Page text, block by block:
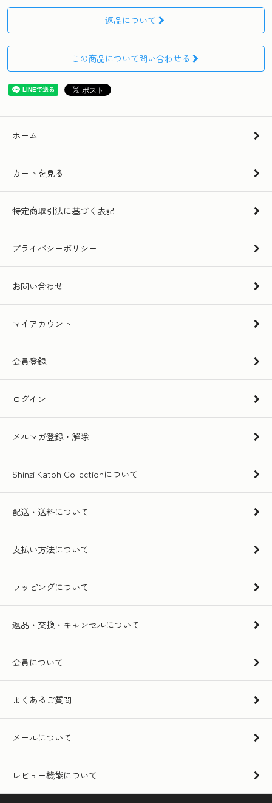
返品について
この商品について問い合わせる
ホーム
カートを見る
特定商取引法に基づく表記
プライバシーポリシー
お問い合わせ
マイアカウント
会員登録
ログイン
メルマガ登録・解除
Shinzi Katoh Collectionについて
配送・送料について
支払い方法について
ラッピングについて
返品・交換・キャンセルについて
会員について
よくあるご質問
メールについて
レビュー機能について